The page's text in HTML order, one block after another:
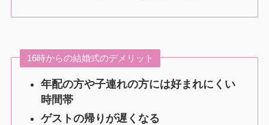
16時からの結婚式のデメリット
年配の方や子連れの方には好まれにくい
時間帯
ゲストの帰りが遅くなる